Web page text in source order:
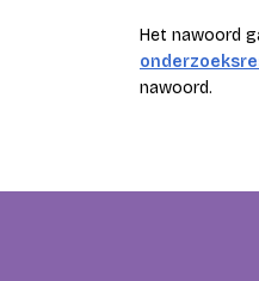
Het nawoord
nawoord.